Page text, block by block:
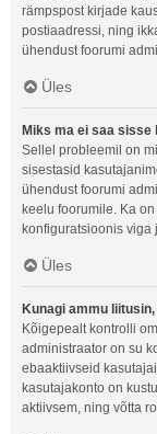
rämpspost kirjade
postiaadressi, ning
ühendust foorumi
Üles
Miks ma ei saa sisse
Sellel probleemil on
sisestasid
ühendust foorumi
keelu foorumile. Ka
konfiguratsioonis
Üles
Kunagi ammu
Kõigepealt kontrolli
administraator on su
ebaaktiivseid
kasutajakonto on
aktiivsem, ning võtta